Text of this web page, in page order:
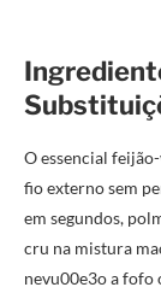
O essencial
fio externo sem
em segundos,
cru na mistura
nevu00e3o a fofo